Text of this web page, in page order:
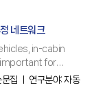
네트워크
in-cabin
for
Nonetheless,
landmark
문집 ㅣ 연구분야: 자동